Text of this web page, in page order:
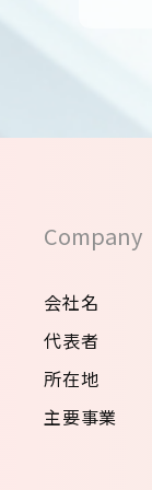
Company
会社名
代表者
所在地
主要事業